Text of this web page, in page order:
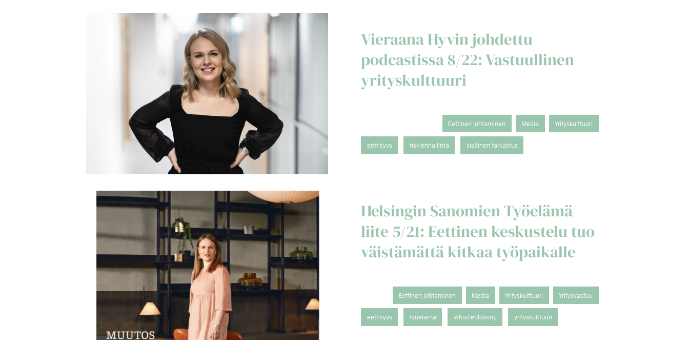
Vieraana Hyvin johdettu
podcastissa 8/22: Vastuullinen
yrityskulttuuri
Eettinen johtaminen Media Yrityskulttuuri
eettisyys riskienhallinta sisäinen tarkastus
Helsingin Sanomien Työelämä
liite 5/21: Eettinen keskustelu tuo
väistämättä kitkaa työpaikalle
Eettinen johtaminen Media Yrityskulttuuri Yritysvastuu
eettisyys työelämä whistleblowing yrityskulttuuri